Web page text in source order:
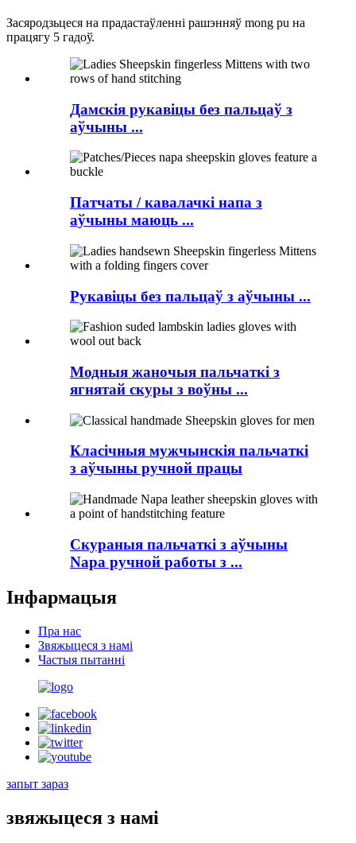
Засяродзьцеся на прадастаўленні рашэнняў mong pu на
працягу 5 гадоў.
Дамскія рукавіцы без пальцаў з
аўчыны ...
Патчаты / кавалачкі напа з
аўчыны маюць ...
Рукавіцы без пальцаў з аўчыны ...
Модныя жаночыя пальчаткі з
ягнятай скуры з воўны ...
Класічныя мужчынскія пальчаткі
з аўчыны ручной працы
Скураныя пальчаткі з аўчыны
Napa ручной работы з ...
Інфармацыя
Пра нас
Звяжыцеся з намі
Частыя пытанні
запыт зараз
звяжыцеся з намі